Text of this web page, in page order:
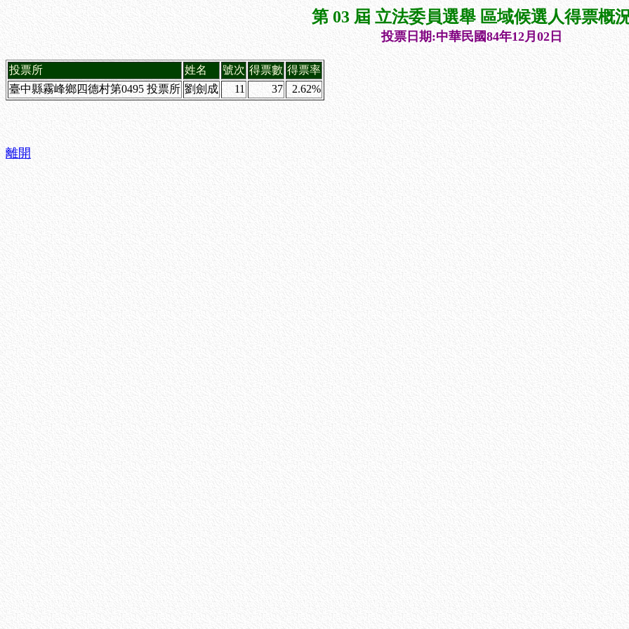
第 03 屆 立法委員選舉 區域候選人得票概
投票日期:中華民國84年12月02日
投票所 姓名 號次 得票數 得票率
臺中縣霧峰鄉四德村第0495 投票所 劉劍成 11 37 2.62%
離開